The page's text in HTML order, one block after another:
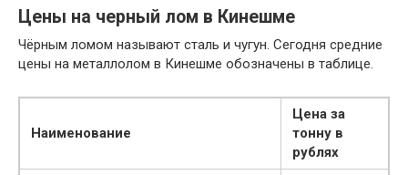
Цены на черный лом в Кинешме
Чёрным ломом называют сталь и чугун. Сегодня средние
цены на металлолом в Кинешме обозначены в таблице.
Наименование
Цена за
тонну в
рублях